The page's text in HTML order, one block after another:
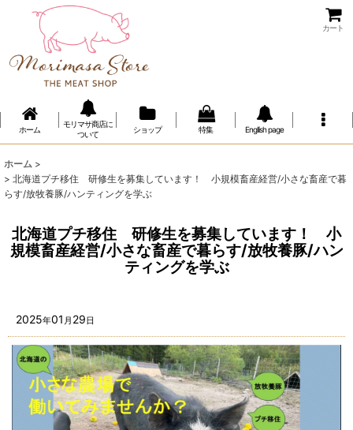
カート
ホーム
モリマサ商店に
ついて
ショップ 特集 Engllish page
ホーム >
> 北海道プチ移住 研修生を募集しています！ 小規模畜産経営/小さな畜産で暮
らす/放牧養豚/ハンティングを学ぶ
北海道プチ移住 研修生を募集しています！ 小
規模畜産経営/小さな畜産で暮らす/放牧養豚/ハン
ティングを学ぶ
2025年01 月 29日